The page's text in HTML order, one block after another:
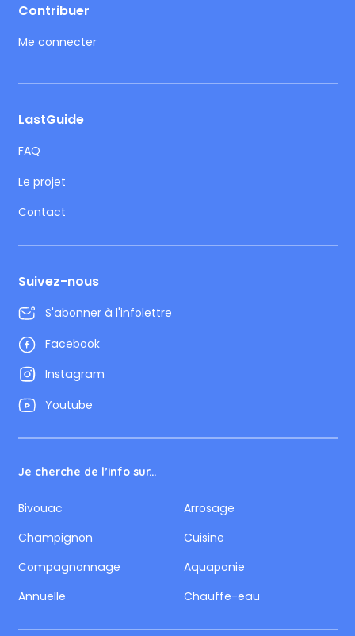
Contribuer
Me connecter
LastGuide
FAQ
Le projet
Contact
Suivez-nous
S'abonner à l'infolettre
Facebook
Instagram
Youtube
Je cherche de l’info sur...
Bivouac
Arrosage
Champignon
Cuisine
Compagnonnage
Aquaponie
Annuelle
Chauffe-eau